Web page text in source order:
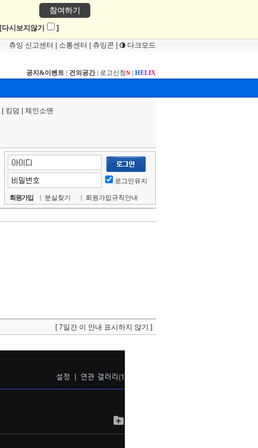
참여하기
[다시보지않기 ]
츄잉 신고센터 소통센터 츄잉콘 다크모드
공지&이벤트 | 건의공간| 로고신청N | HELIX
킹덤
체인소맨
로그인유지
회원가입 | 분실찾기 | 회원가입규칙안내
[ 7일간 이 안내 표시하지 않기 ]